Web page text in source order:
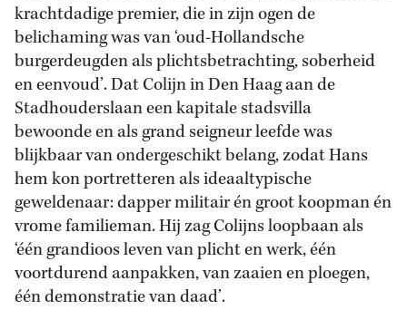
krachtdadige premier, die in zijn ogen de
belichaming was van ‘oud-Hollandsche
burgerdeugden als plichtsbetrachting, soberheid
en eenvoud’. Dat Colijn in Den Haag aan de
Stadhouderslaan een kapitale stadsvilla
bewoonde en als grand seigneur leefde was
blijkbaar van ondergeschikt belang, zodat Hans
hem kon portretteren als ideaaltypische
geweldenaar: dapper militair én groot koopman én
vrome familieman. Hij zag Colijns loopbaan als
‘één grandioos leven van plicht en werk, één
voortdurend aanpakken, van zaaien en ploegen,
één demonstratie van daad’.